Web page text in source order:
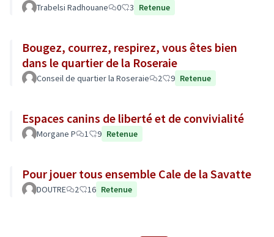
Trabelsi Radhouane 0 3 Retenue
Bougez, courrez, respirez, vous êtes bien
dans le quartier de la Roseraie
Conseil de quartier la Roseraie 2 9 Retenue
Espaces canins de liberté et de convivialité
Morgane P 1 9 Retenue
Pour jouer tous ensemble Cale de la Savatte
DOUTRE 2 16 Retenue